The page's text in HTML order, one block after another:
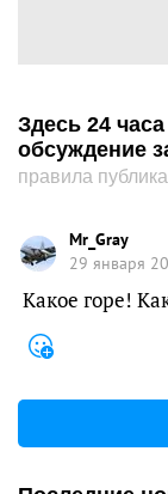
Здесь 24
обсуждение
правила
Mr_Gray
29 января
Какое горе!